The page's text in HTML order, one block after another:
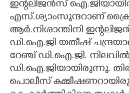
ഇന്റലിജൻസ്
എസ്.ശ്യാംസുന്ദറാണ്
ആർ.നിശാന്തിനി
ഡി.ഐ.ജി യതീഷ്
റേഞ്ച് ഡി.ഐ.ജി.
ഡി.ഐ.ജിയായിരുന്നു.
പൊലീസ്